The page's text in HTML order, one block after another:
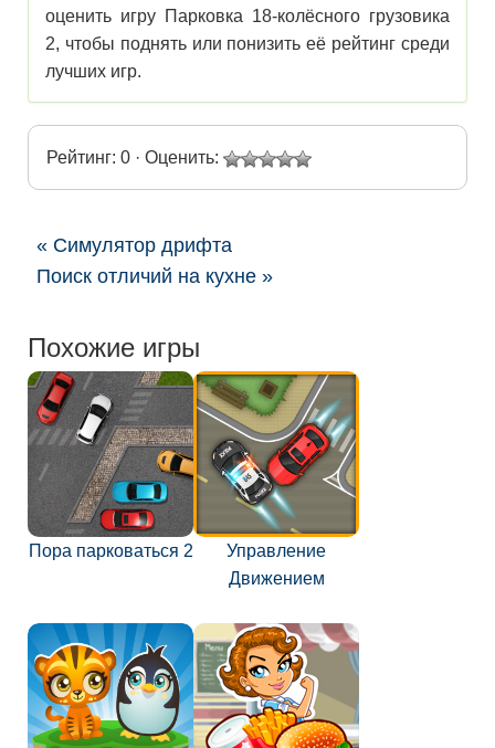
оценить игру Парковка 18-колёсного грузовика
2, чтобы поднять или понизить её рейтинг среди
лучших игр.
Рейтинг: 0 · Оценить:
« Симулятор дрифта
Поиск отличий на кухне »
Похожие игры
Пора парковаться 2
Управление
Движением